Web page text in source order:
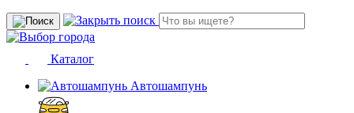
Каталог
Автошампунь